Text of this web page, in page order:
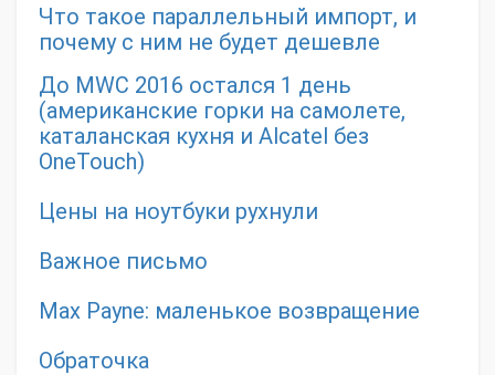
Что такое параллельный импорт, и
почему с ним не будет дешевле
До MWC 2016 остался 1 день
(американские горки на самолете,
каталанская кухня и Alcatel без
OneTouch)
Цены на ноутбуки рухнули
Важное письмо
Max Payne: маленькое возвращение
Обраточка